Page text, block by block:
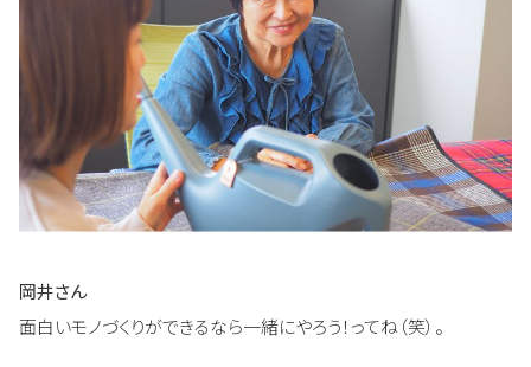
岡井さん
面白いモノづくりができるなら一緒にやろう！ってね（笑）。